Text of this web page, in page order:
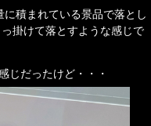
積まれている景品で落とし
掛けて落とすような感じで
じだったけど・・・